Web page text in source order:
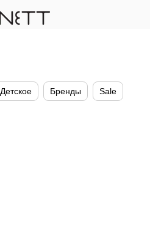
Детское Бренды Sale